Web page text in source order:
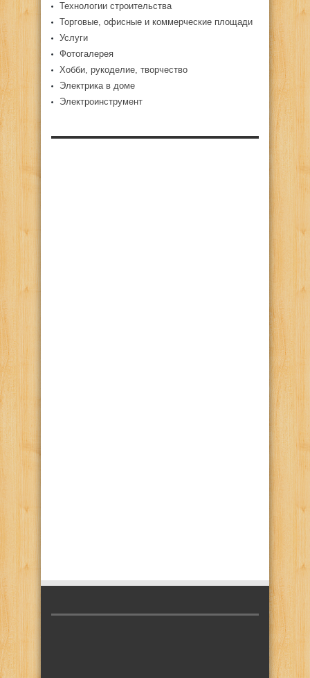
Технологии строительства
Торговые, офисные и коммерческие площади
Услуги
Фотогалерея
Хобби, рукоделие, творчество
Электрика в доме
Электроинструмент